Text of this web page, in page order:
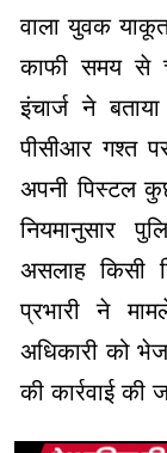
वाला युवक
काफी समय से
इंचार्ज ने
पीसीआर गश्त
अपनी पिस्टल
नियमानुसार
असलाह किसी
प्रभारी ने
अधिकारी को
की कार्रवाई की